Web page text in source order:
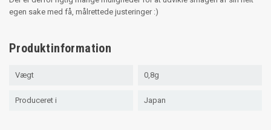
egen sake med få, målrettede justeringer :)
Produktinformation
Vægt 0,8g
Produceret i Japan